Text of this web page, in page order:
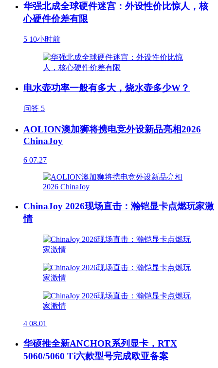
华强北成全球硬件迷宫：外设性价比惊人，核
心硬件价差有限
5 10小时前
电水壶功率一般有多大，烧水壶多少W？
问答 5
AOLION澳加狮将携电竞外设新品亮相2026
ChinaJoy
6 07.27
ChinaJoy 2026现场直击：瀚铠显卡点燃玩家激
情
4 08.01
华硕推全新ANCHOR系列显卡，RTX
5060/5060 Ti六款型号完成欧亚备案